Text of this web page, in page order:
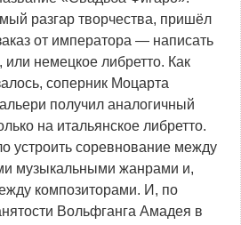
разгар творчества, пришёл
от императора — написать
или немецкое либретто. Как
соперник Моцарта
получил аналогичный
на итальянское либретто.
устроить соревнование между
музыкальными жанрами и,
композиторами. И, по
Вольфганга Амадея в